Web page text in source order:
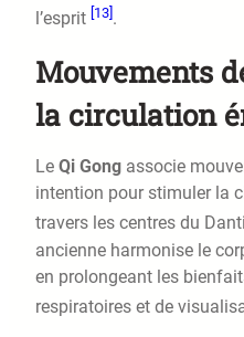
l’esprit [13] .
Mouvements
la circulation
Le Qi Gong associe
intention pour stimuler la
travers les centres du
ancienne harmonise le
en prolongeant les
respiratoires et de